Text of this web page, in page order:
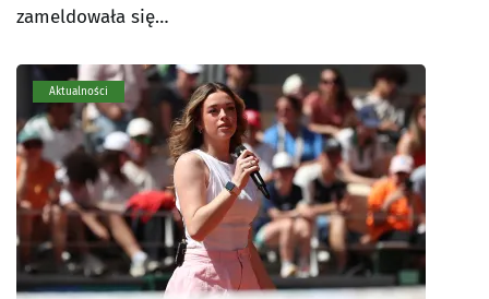
zameldowała się…
Aktualności